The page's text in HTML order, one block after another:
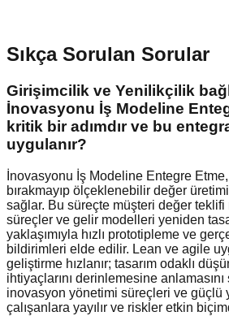
Sıkça Sorulan Sorular
Girişimcilik ve Yenilikçilik
İnovasyonu İş Modeline
kritik bir adımdır ve bu
uygulanır?
İnovasyonu İş Modeline Entegre
bırakmayıp ölçeklenebilir değer
sağlar. Bu süreçte müşteri değer teklifi
süreçler ve gelir modelleri yeniden
yaklaşımıyla hızlı prototipleme ve
bildirimleri elde edilir. Lean ve agile
geliştirme hızlanır; tasarım odaklı
ihtiyaçlarını derinlemesine anlamasını
inovasyon yönetimi süreçleri ve güçlü
çalışanlara yayılır ve riskler etkin